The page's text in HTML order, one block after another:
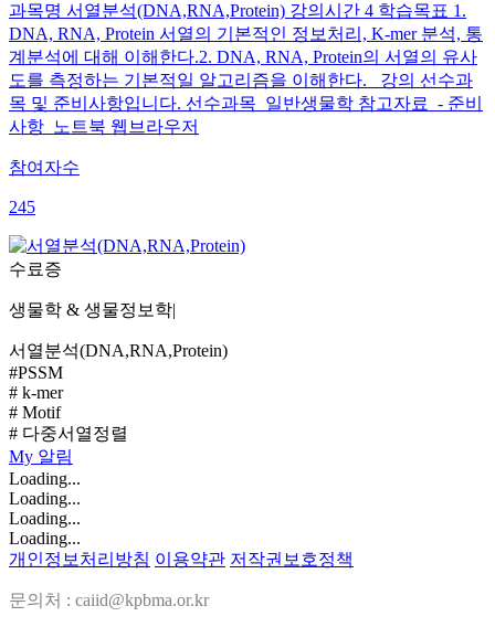
과목명 서열분석(DNA,RNA,Protein) 강의시간 4 학습목표 1.
DNA, RNA, Protein 서열의 기본적인 정보처리, K-mer 분석, 통
계분석에 대해 이해한다.2. DNA, RNA, Protein의 서열의 유사
도를 측정하는 기본적일 알고리즘을 이해한다. 강의 선수과
목 및 준비사항입니다. 선수과목 일반생물학 참고자료 - 준비
사항 노트북 웹브라우저
참여자수
245
수료증
생물학 & 생물정보학|
서열분석(DNA,RNA,Protein)
#PSSM
# k-mer
# Motif
# 다중서열정렬
My 알림
Loading...
Loading...
Loading...
Loading...
개인정보처리방침 이용약관 저작권보호정책
문의처 : caiid@kpbma.or.kr